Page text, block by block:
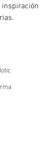
inspiración